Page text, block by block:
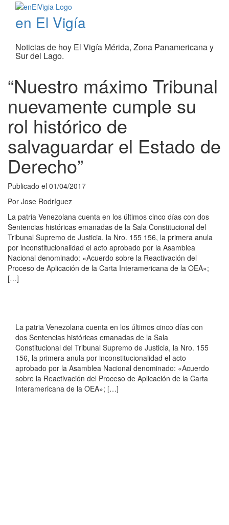
en El Vigía
Noticias de hoy El Vigía Mérida, Zona Panamericana y
Sur del Lago.
“Nuestro máximo Tribunal
nuevamente cumple su
rol histórico de
salvaguardar el Estado de
Derecho”
Publicado el 01/04/2017
Por Jose Rodríguez
La patria Venezolana cuenta en los últimos cinco días con dos
Sentencias históricas emanadas de la Sala Constitucional del
Tribunal Supremo de Justicia, la Nro. 155 156, la primera anula
por inconstitucionalidad el acto aprobado por la Asamblea
Nacional denominado: «Acuerdo sobre la Reactivación del
Proceso de Aplicación de la Carta Interamericana de la OEA»;
[…]
La patria Venezolana cuenta en los últimos cinco días con
dos Sentencias históricas emanadas de la Sala
Constitucional del Tribunal Supremo de Justicia, la Nro. 155
156, la primera anula por inconstitucionalidad el acto
aprobado por la Asamblea Nacional denominado: «Acuerdo
sobre la Reactivación del Proceso de Aplicación de la Carta
Interamericana de la OEA»; […]